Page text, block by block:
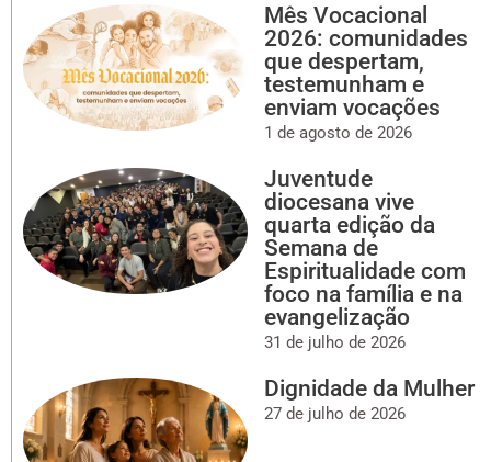
Mês Vocacional
2026: comunidades
que despertam,
testemunham e
enviam vocações
1 de agosto de 2026
Juventude
diocesana vive
quarta edição da
Semana de
Espiritualidade com
foco na família e na
evangelização
31 de julho de 2026
Dignidade da Mulher
27 de julho de 2026